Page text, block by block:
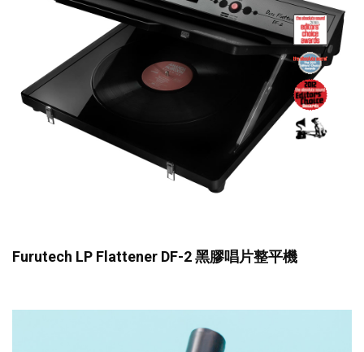
Furutech LP Flattener DF-2 黑膠唱片整平機